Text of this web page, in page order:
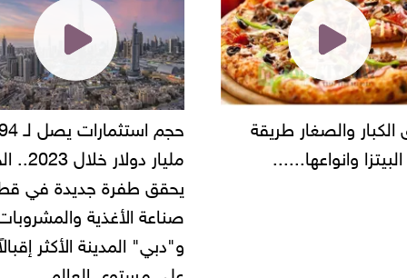
حجم استثمارات يصل لـ 94
"أمن القاهرة" يضبط
شركة مطاعم استولى على
أموال المواطنين بزعم